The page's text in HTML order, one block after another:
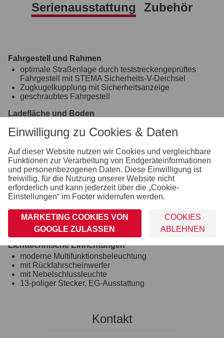
Serienausstattung Zubehör
Fahrgestell und Rahmen
optimale Straßenlage durch teststreckengeprüftes
Fahrgestell mit STEMA Sicherheits-V-Deichsel
Zugkugelkupplung mit Sicherheitsanzeige
geschraubtes Fahrgestell
Ladefläche und Boden
Siebdruckholzboden
Räder und Achsen
robuste Gummifederachse
wartungsfreie Kompaktradlager
stoßfeste Kunststoffkotflügel
Unterlegkeile inkl. Halterung montiert
Verzurr- und Sicherungsmöglichkeiten
8 versenkte Verzurrbügel, auf der Ladefläche im
Rahmen integriert
Lichttechnische Einrichtungen
moderne Multifunktionsbeleuchtung
mit Rückfahrscheinwerfer
mit Nebelschlussleuchte
13-poliger Stecker, EG-Ausstattung
Kontakt
Einwilligung zu Cookies & Daten
Auf dieser Website nutzen wir Cookies und vergleichbare
Funktionen zur Verarbeitung von Endgeräteinformationen
und personenbezogenen Daten. Diese Einwilligung ist
freiwillig, für die Nutzung unserer Website nicht
erforderlich und kann jederzeit über die „Cookie-
Einstellungen“ im Footer widerrufen werden.
MARKETING COOKIES VON
GOOGLE ZULASSEN
COOKIES
ABLEHNEN